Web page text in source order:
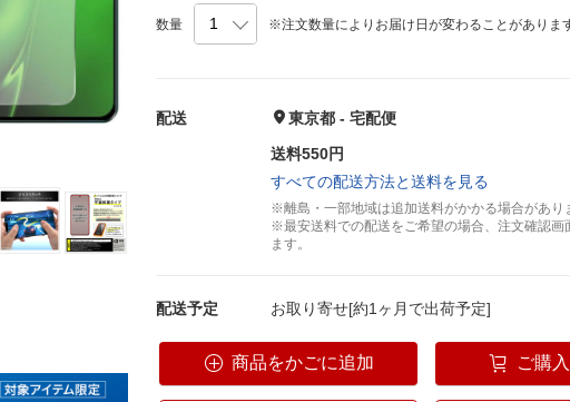
数量 ※注文数量によりお届け日が変わることがありま
配送
東京都 - 宅配便
送料550円
すべての配送方法と送料を見る
※離島・一部地域は追加送料がかかる場合があり
※最安送料での配送をご希望の場合、注文確認
ます。
配送予定 お取り寄せ[約1ヶ月で出荷予定]
商品をかごに追加 ご購